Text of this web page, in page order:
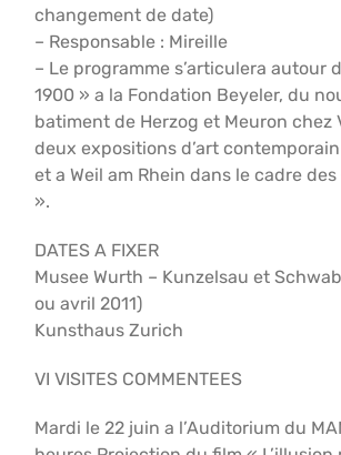
changement de date)
– Responsable : Mireille
– Le programme s’articulera autour
1900 » a la Fondation Beyeler, du
batiment de Herzog et Meuron chez
deux expositions d’art
et a Weil am Rhein dans le cadre
».
DATES A FIXER
Musee Wurth – Kunzelsau et
ou avril 2011)
Kunsthaus Zurich
VI VISITES COMMENTEES
Mardi le 22 juin a l’Auditorium du